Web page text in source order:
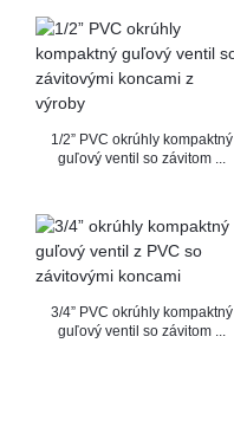
1/2” PVC okrúhly kompaktný
guľový ventil so závitom ...
3/4” PVC okrúhly kompaktný
guľový ventil so závitom ...